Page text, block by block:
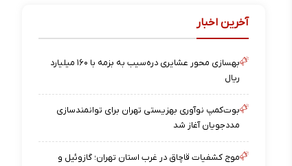
آخرین اخبار
بهسازی محور عشایری دره‌سیب به بزمه با ۱۶۰ میلیارد
ریال
بوت‌کمپ نوآوری بهزیستی تهران برای توانمندسازی
مددجویان آغاز شد
موج کشفیات قاچاق در غرب استان تهران؛ گازوئیل و